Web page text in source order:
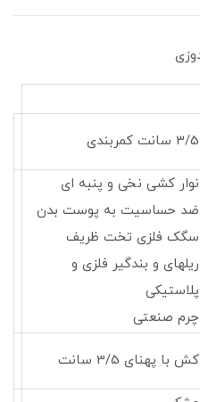
3/5 سانت کمربندی
نوار کشی نخی و پنبه ای
ضد حساسیت به پوست بدن
سگک فلزی تخت ظریف
ریلهای و بندگیر فلزی و
پلاستیکی
چرم صنعتی
کش با پهنای 3/5 سانت